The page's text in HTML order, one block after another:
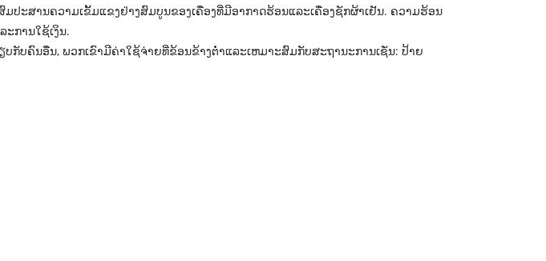
ະສານຄວາມເຂັ້ມແຂງຢ່າງສົມບູນຂອງເຄື່ອງທີ່ມີອາກາດຮ້ອນແລະເຄື່ອງຊັກຜ້າເຢັນ. ຄວາມຮ້ອນ
ການໃຊ້ເງິນ.
ກັບຄົນອື່ນ, ພວກເຂົາມີຄ່າໃຊ້ຈ່າຍທີ່ຂ້ອນຂ້າງຕໍ່າແລະເຫມາະສົມກັບສະຖານະການເຊັ່ນ: ປ້າຍ